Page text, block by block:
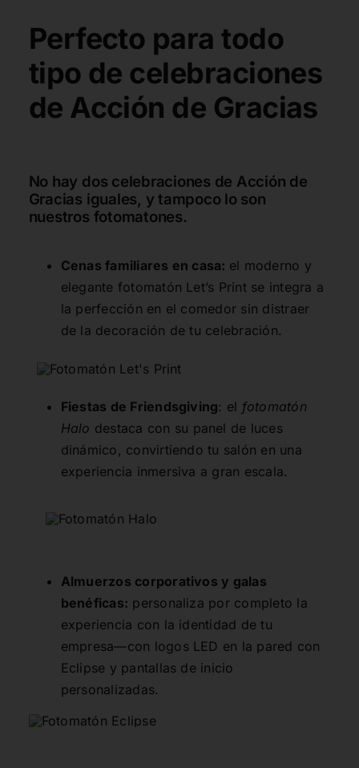
Perfecto para todo
tipo de celebraciones
de Acción de Gracias
No hay dos celebraciones de Acción de
Gracias iguales, y tampoco lo son
nuestros fotomatones.
Cenas familiares en casa: el moderno y
elegante fotomatón Let’s Print se integra a
la perfección en el comedor sin distraer
de la decoración de tu celebración.
Fiestas de Friendsgiving: el fotomatón
Halo destaca con su panel de luces
dinámico, convirtiendo tu salón en una
experiencia inmersiva a gran escala.
Almuerzos corporativos y galas
benéficas: personaliza por completo la
experiencia con la identidad de tu
empresa—con logos LED en la pared con
Eclipse y pantallas de inicio
personalizadas.